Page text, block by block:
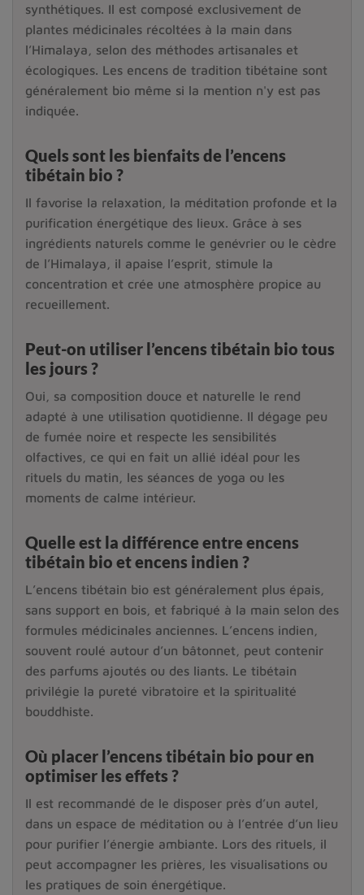
synthétiques. Il est composé exclusivement de
plantes médicinales récoltées à la main dans
l’Himalaya, selon des méthodes artisanales et
écologiques. Les encens de tradition tibétaine sont
généralement bio même si la mention n'y est pas
indiquée.
Quels sont les bienfaits de l’encens
tibétain bio ?
Il favorise la relaxation, la méditation profonde et la
purification énergétique des lieux. Grâce à ses
ingrédients naturels comme le genévrier ou le cèdre
de l’Himalaya, il apaise l’esprit, stimule la
concentration et crée une atmosphère propice au
recueillement.
Peut-on utiliser l’encens tibétain bio tous
les jours ?
Oui, sa composition douce et naturelle le rend
adapté à une utilisation quotidienne. Il dégage peu
de fumée noire et respecte les sensibilités
olfactives, ce qui en fait un allié idéal pour les
rituels du matin, les séances de yoga ou les
moments de calme intérieur.
Quelle est la différence entre encens
tibétain bio et encens indien ?
L’encens tibétain bio est généralement plus épais,
sans support en bois, et fabriqué à la main selon des
formules médicinales anciennes. L’encens indien,
souvent roulé autour d’un bâtonnet, peut contenir
des parfums ajoutés ou des liants. Le tibétain
privilégie la pureté vibratoire et la spiritualité
bouddhiste.
Où placer l’encens tibétain bio pour en
optimiser les effets ?
Il est recommandé de le disposer près d’un autel,
dans un espace de méditation ou à l’entrée d’un lieu
pour purifier l’énergie ambiante. Lors des rituels, il
peut accompagner les prières, les visualisations ou
les pratiques de soin énergétique.